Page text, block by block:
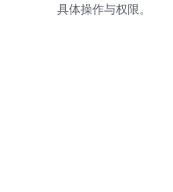
具体操作与权限。